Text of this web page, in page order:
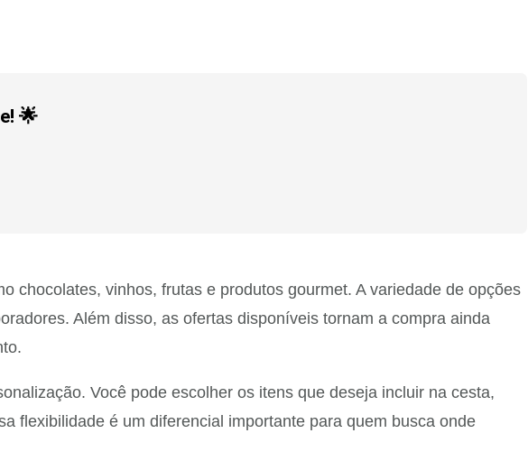
🌟
chocolates, vinhos, frutas e produtos gourmet. A variedade de opções
Além disso, as ofertas disponíveis tornam a compra ainda
Você pode escolher os itens que deseja incluir na cesta,
flexibilidade é um diferencial importante para quem busca onde